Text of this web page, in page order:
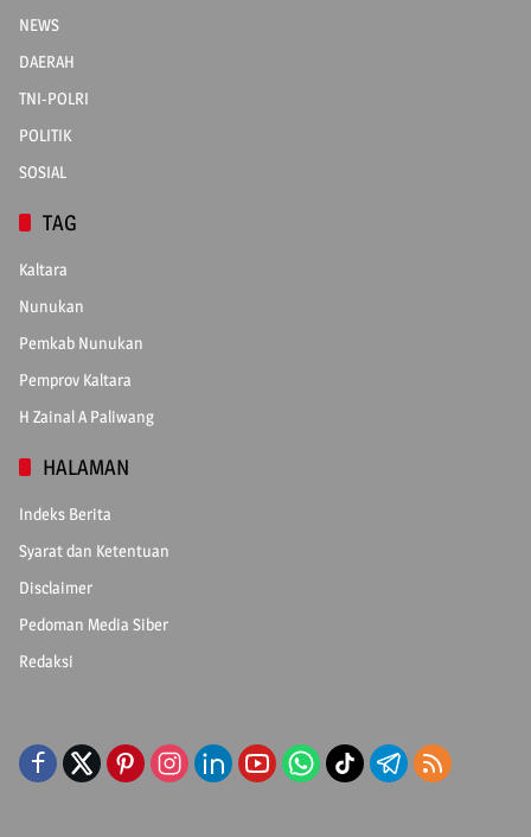
NEWS
DAERAH
TNI-POLRI
POLITIK
SOSIAL
TAG
Kaltara
Nunukan
Pemkab Nunukan
Pemprov Kaltara
H Zainal A Paliwang
HALAMAN
Indeks Berita
Syarat dan Ketentuan
Disclaimer
Pedoman Media Siber
Redaksi